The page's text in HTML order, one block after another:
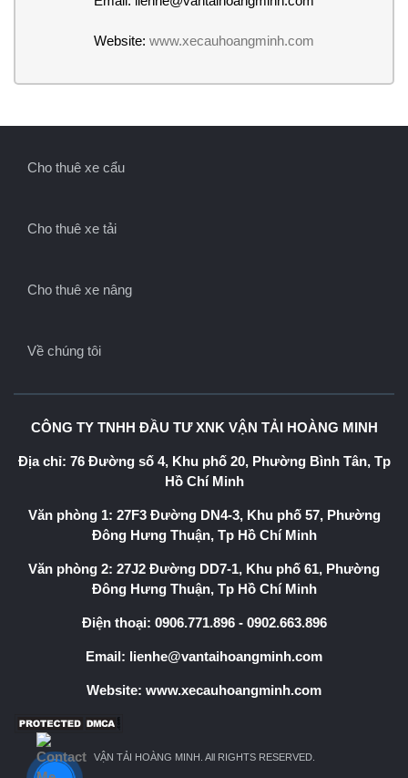
Website: www.xecauhoangminh.com
Cho thuê xe cẩu
Cho thuê xe tải
Cho thuê xe nâng
Về chúng tôi
CÔNG TY TNHH ĐẦU TƯ XNK VẬN TẢI HOÀNG MINH
Địa chỉ: 76 Đường số 4, Khu phố 20, Phường Bình Tân, Tp
Hồ Chí Minh
Văn phòng 1: 27F3 Đường DN4-3, Khu phố 57, Phường
Đông Hưng Thuận, Tp Hồ Chí Minh
Văn phòng 2: 27J2 Đường DD7-1, Khu phố 61, Phường
Đông Hưng Thuận, Tp Hồ Chí Minh
Điện thoại: 0906.771.896- 0902.663.896
Email: lienhe@vantaihoangminh.com
Website: www.xecauhoangminh.com
VẬN TẢI HOÀNG MINH. All RIGHTS RESERVED.